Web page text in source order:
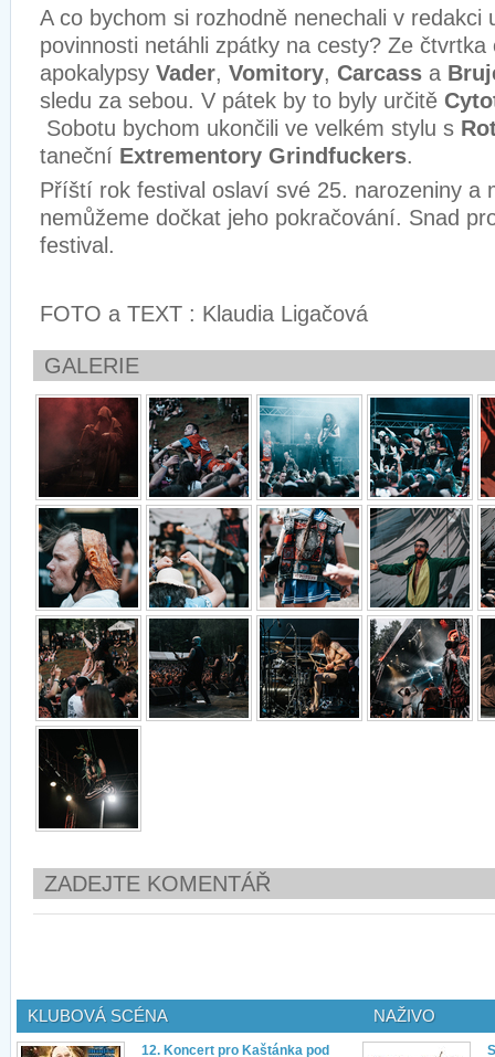
A co bychom si rozhodně nenechali v redakci
povinnosti netáhli zpátky na cesty? Ze čtvrtka
apokalypsy Vader, Vomitory, Carcass a
sledu za sebou. V pátek by to byly určitě
Sobotu bychom ukončili ve velkém stylu s
taneční Extrementory Grindfuckers.
Příští rok festival oslaví své 25. narozeniny a
nemůžeme dočkat jeho pokračování. Snad
festival.
FOTO a TEXT : Klaudia Ligačová
GALERIE
ZADEJTE KOMENTÁŘ
KLUBOVÁ SCÉNA
12. Koncert pro Kaštánka pod
NAŽIVO